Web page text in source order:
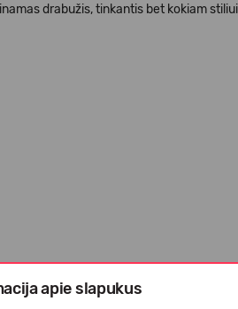
apie slapukus
drabužis, tinkantis bet kokiam